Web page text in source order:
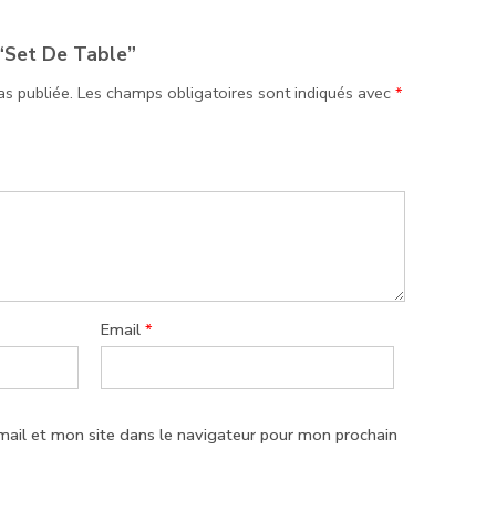
De Table”
publiée. Les champs obligatoires sont indiqués avec *
Email *
et mon site dans le navigateur pour mon prochain